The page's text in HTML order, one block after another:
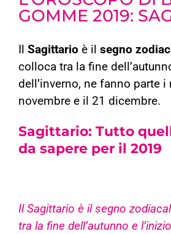
GOMME 2019:
Sagittario è il segno
colloca tra la fine
dell’inverno, ne fanno parte
novembre e il 21 dicembre.
Sagittario: Tutto
da sapere per il 2019
Il Sagittario è il segno
tra la fine dell’autunno e